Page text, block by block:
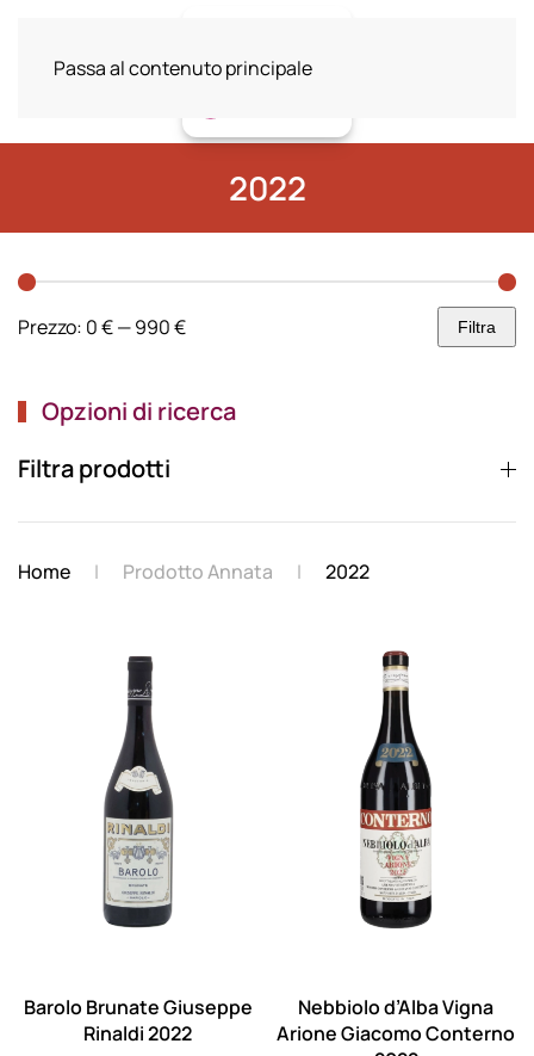
Passa al contenuto principale
2022
Prezzo
Prezzo
Filtra
Prezzo: 0 €—990 €
Opzioni di ricerca
Filtra prodotti
Home Prodotto Annata 2022
Barolo Brunate Giuseppe
Rinaldi 2022
Nebbiolo d’Alba Vigna
Arione Giacomo Conterno